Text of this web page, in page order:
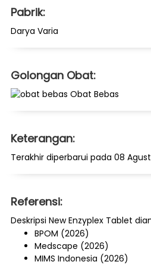
Pabrik:
Darya Varia
Golongan Obat:
Obat Bebas
Keterangan:
Terakhir diperbarui pada 08
Referensi:
Deskripsi New Enzyplex Tablet
BPOM (2026)
Medscape (2026)
MIMS Indonesia (2026)